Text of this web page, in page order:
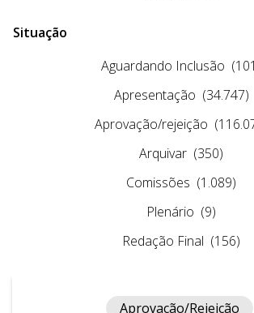
Situação
Aguardando Inclusão
Apresentação (34.747)
Aprovação/rejeição
Arquivar (350)
Comissões (1.089)
Plenário (9)
Redação Final (156)
Aprovação/Rejeição